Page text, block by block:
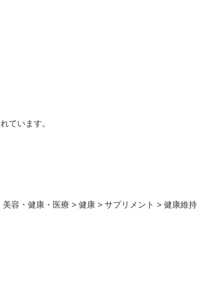
ています。
美容・健康・医療 > 健康 > サプリメント > 健康維持